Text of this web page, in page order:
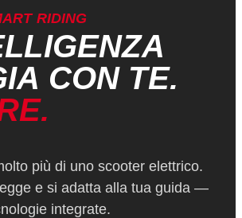
RIDING
CON TE.
più di uno scooter elettrico.
e si adatta alla tua guida —
integrate.